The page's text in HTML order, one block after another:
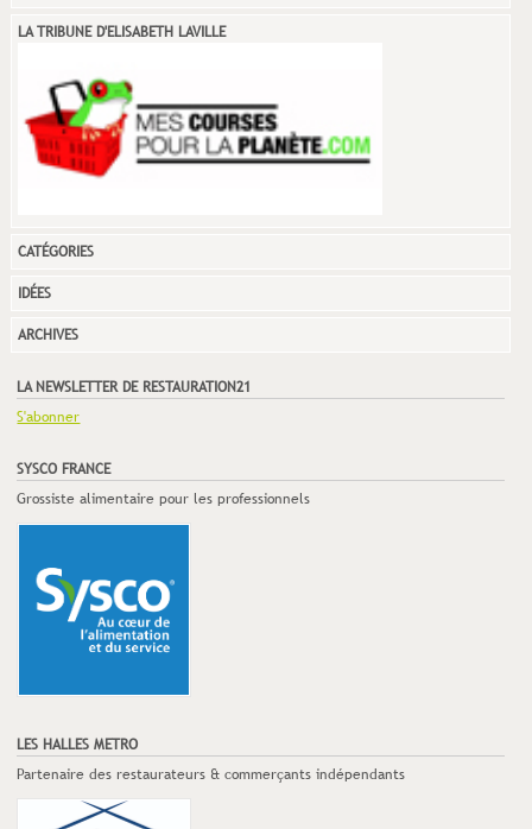
LA TRIBUNE D'ELISABETH LAVILLE
CATÉGORIES
IDÉES
ARCHIVES
LA NEWSLETTER DE RESTAURATION21
S'abonner
SYSCO FRANCE
Grossiste alimentaire pour les professionnels
LES HALLES METRO
Partenaire des restaurateurs & commerçants indépendants